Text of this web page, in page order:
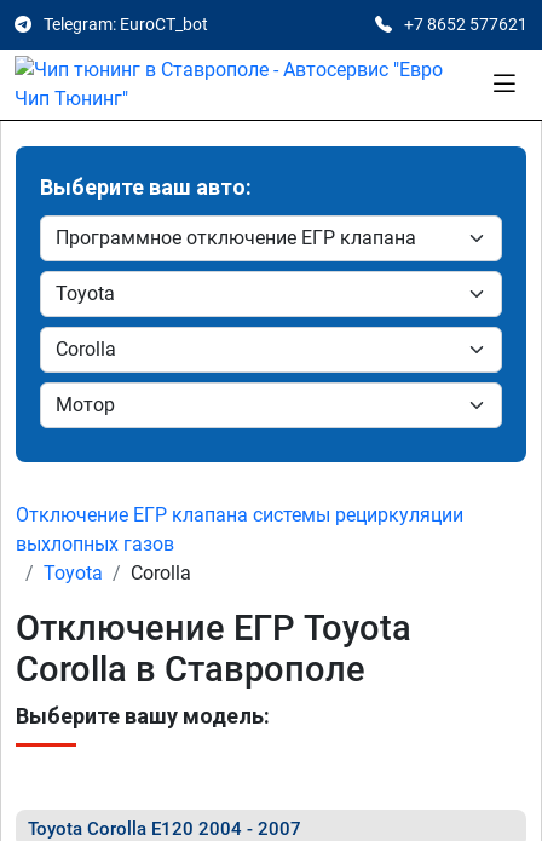
Telegram: EuroCT_bot +7 8652 577621
Выберите ваш авто:
Отключение ЕГР клапана системы рециркуляции
выхлопных газов
Toyota
Corolla
Отключение ЕГР Toyota
Corolla в Ставрополе
Выберите вашу модель:
Toyota Corolla E120 2004 - 2007